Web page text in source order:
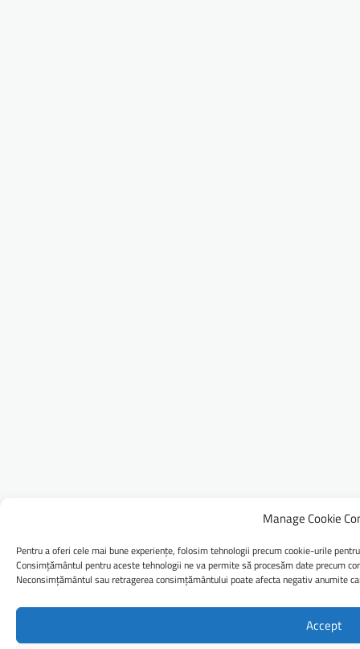
Manage Cookie
Pentru a oferi cele mai bune experiențe, folosim tehnologii precum cookie-urile
Consimțământul pentru aceste tehnologii ne va permite să procesăm date precum
Neconsimțământul sau retragerea consimțământului poate afecta negativ anumite
Accept